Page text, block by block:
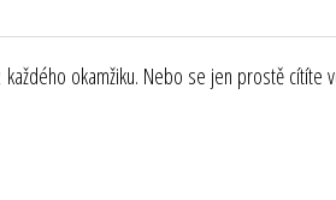
okamžiku. Nebo se jen prostě